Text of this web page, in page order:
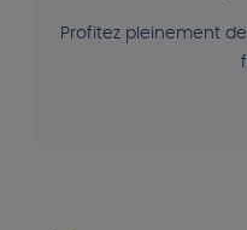
Profitez pleinement